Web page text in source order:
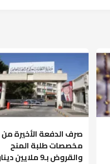
صرف الدفعة الأخيرة من
مخصصات طلبة المنح
والقروض بـ9 ملايين دينار